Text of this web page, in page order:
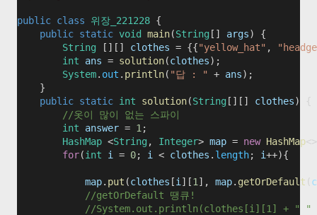
public class 위장_221228 {
public static void main(String [] args) {
String [][] clothes = {{"yellow_hat" ,
int
ans = solution(clothes);
System. out . println( "답 : " + ans);
}
public static int solution(String [][] clothes) {
//옷이 많이 없는 스파이
int
answer = 1 ;
HashMap <String , Integer> map = new HashMap
for(int i = 0; i < clothes . length; i++){
map. put (clothes [i ][1 ], map. getOrDefault (
//getOrDefault 땡큐!
//System.out.println(clothes[i][1] + " "